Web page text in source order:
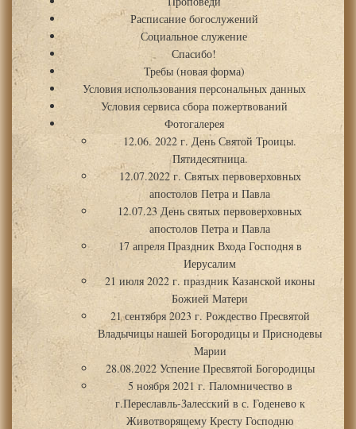
Расписание богослужений
Социальное служение
Спасибо!
Требы (новая форма)
Условия использования персональных данных
Условия сервиса сбора пожертвований
Фотогалерея
12.06. 2022 г. День Святой Троицы.
Пятидесятница.
12.07.2022 г. Святых первоверховных
апостолов Петра и Павла
12.07.23 День святых первоверховных
апостолов Петра и Павла
17 апреля Праздник Входа Господня в
Иерусалим
21 июля 2022 г. праздник Казанской иконы
Божией Матери
21 сентября 2023 г. Рождество Пресвятой
Владычицы нашей Богородицы и Приснодевы
Марии
28.08.2022 Успение Пресвятой Богородицы
5 ноября 2021 г. Паломничество в
г.Переславль-Залесский в с. Годенево к
Животворящему Кресту Господню